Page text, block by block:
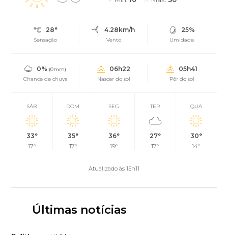
28°
Sensação
4.28km/h
Vento
25%
Umidade
0% (0mm)
Chance de chuva
06h22
Nascer do sol
05h41
Pôr do sol
SÁB
33°
17°
DOM
35°
17°
SEG
36°
19°
TER
27°
17°
QUA
30°
14°
Atualizado às 15h11
Últimas notícias